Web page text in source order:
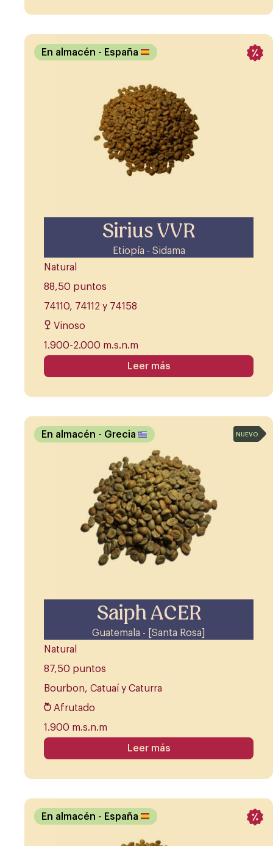
Sirius VVR
Etiopía - Sidama
En almacén - España
Natural
88,50 puntos
74110, 74112 y 74158
Vinoso
1.900-2.000 m.s.n.m
Leer más
Saiph ACER
Guatemala - [Santa Rosa]
En almacén - Grecia
Natural
87,50 puntos
Bourbon, Catuaí y Caturra
Afrutado
1.900 m.s.n.m
NUEVO
Leer más
En almacén - España